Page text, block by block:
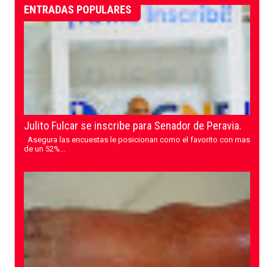
ENTRADAS POPULARES
Julito Fulcar se inscribe para Senador de Peravia.
Asegura las encuestas le posicionan como el favorito con mas
de un 52%...